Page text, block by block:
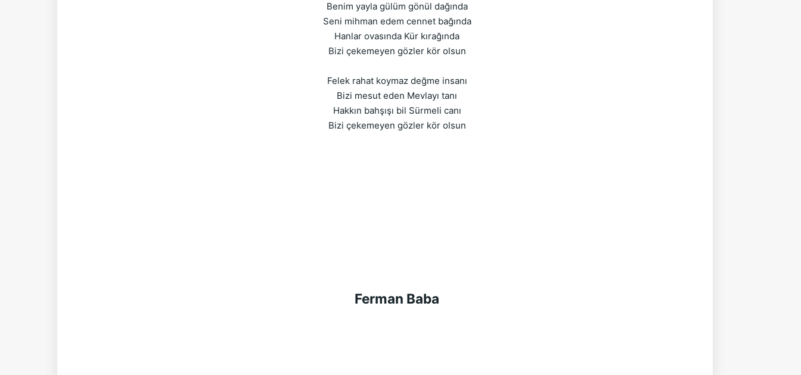
Benim yayla gülüm gönül dağında
Seni mihman edem cennet bağında
Hanlar ovasında Kür kırağında
Bizi çekemeyen gözler kör olsun
Felek rahat koymaz değme insanı
Bizi mesut eden Mevlayı tanı
Hakkın bahşışı bil Sürmeli canı
Bizi çekemeyen gözler kör olsun
Ferman Baba